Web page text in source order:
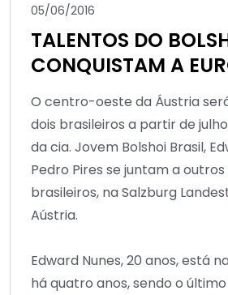
05/06/2016
TALENTOS DO
CONQUISTAM A
O centro-oeste da Áustria
dois brasileiros a partir de
da cia. Jovem Bolshoi Brasil,
Pedro Pires se juntam a
brasileiros, na Salzburg
Aústria.
Edward Nunes, 20 anos, está
há quatro anos, sendo o